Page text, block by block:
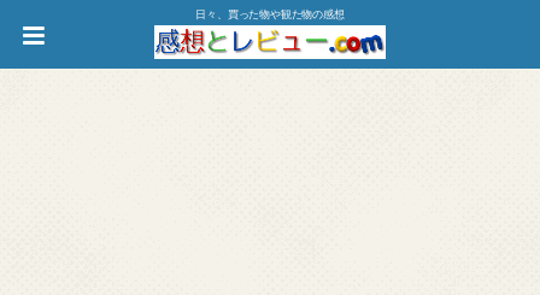
日々、買った物や観た物の感想